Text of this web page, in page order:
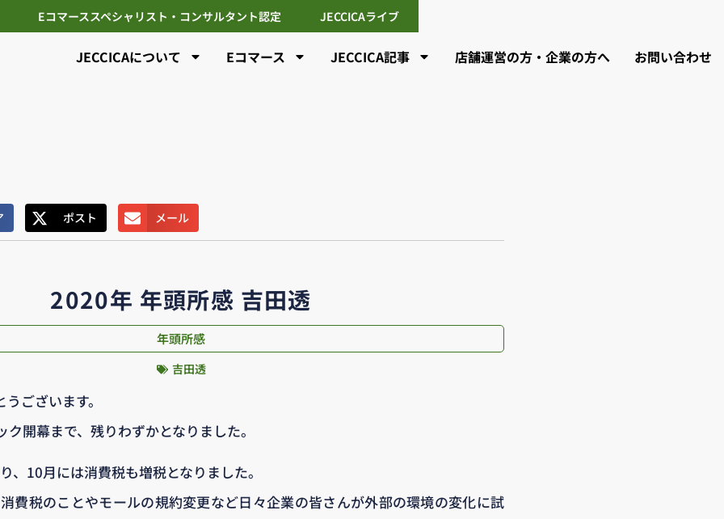
Eコマーススペシャリスト・コンサルタント認定 JECCICAライブ
JECCICAについて Eコマース JECCICA記事 店舗運営の方・企業の方へ お問い合わせ
ポスト メール
2020年 年頭所感 吉田透
年頭所感
吉田透
ございます。
開幕まで、残りわずかとなりました。
、10月には消費税も増税となりました。
費税のことやモールの規約変更など日々企業の皆さんが外部の環境の変化に試